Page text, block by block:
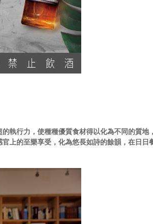
執行力，使種種優質食材得以化為不同的質地
上的至樂享受，化為悠長如詩的餘韻，在日日